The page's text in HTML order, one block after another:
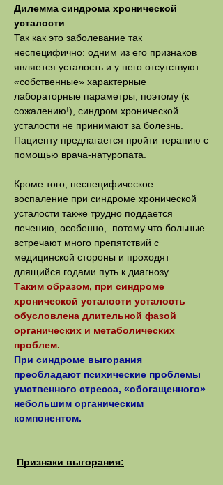
Дилемма синдрома хронической
усталости
Так как это заболевание так
неспецифично: одним из его признаков
является усталость и у него отсутствуют
«собственные» характерные
лабораторные параметры, поэтому (к
сожалению!), синдром хронической
усталости не принимают за болезнь.
Пациенту предлагается пройти терапию с
помощью врача-натуропата.
Кроме того, неспецифическое
воспаление при синдроме хронической
усталости также трудно поддается
лечению, особенно, потому что больные
встречают много препятствий с
медицинской стороны и проходят
длящийся годами путь к диагнозу.
Таким образом, при синдроме
хронической усталости усталость
обусловлена длительной фазой
органических и метаболических
проблем.
При синдроме выгорания
преобладают психические проблемы
умственного стресса, «обогащенного»
небольшим органическим
компонентом.
Признаки выгорания: